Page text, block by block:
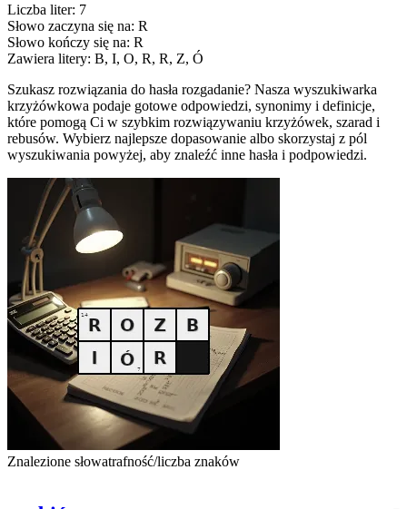
Liczba liter: 7
Słowo zaczyna się na: R
Słowo kończy się na: R
Zawiera litery: B, I, O, R, R, Z, Ó
Szukasz rozwiązania do hasła rozgadanie? Nasza wyszukiwarka
krzyżówkowa podaje gotowe odpowiedzi, synonimy i definicje,
które pomogą Ci w szybkim rozwiązywaniu krzyżówek, szarad i
rebusów. Wybierz najlepsze dopasowanie albo skorzystaj z pól
wyszukiwania powyżej, aby znaleźć inne hasła i podpowiedzi.
Znalezione słowatrafność/liczba znaków